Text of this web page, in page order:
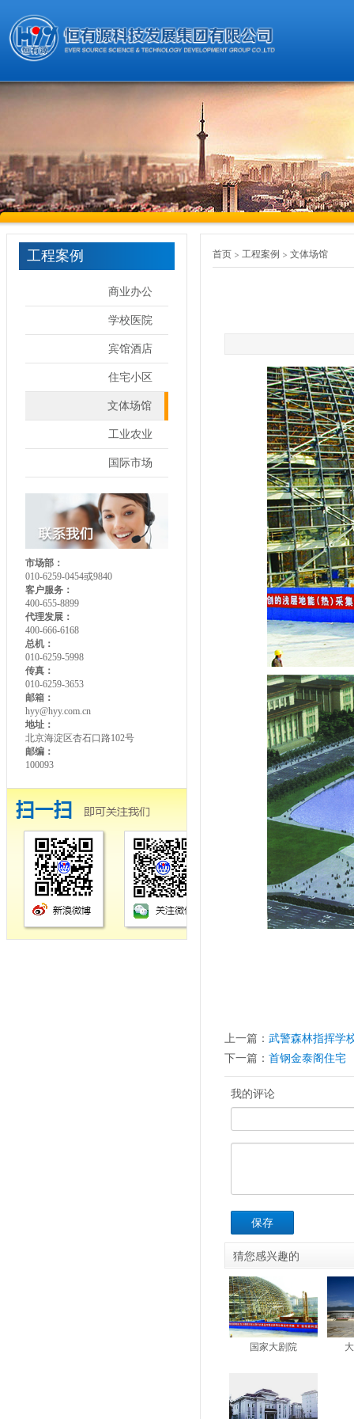
工程案例
商业办公
学校医院
宾馆酒店
住宅小区
文体场馆
工业农业
国际市场
市场部：
010-6259-0454或9840
客户服务：
400-655-8899
代理发展：
400-666-6168
总机：
010-6259-5998
传真：
010-6259-3653
邮箱：
hyy@hyy.com.cn
地址：
北京海淀区杏石口路102号
邮编：
100093
首页 工程案例 文体场馆
上一篇： 武警森林指挥学
下一篇： 首钢金泰阁住宅
我的评论
保存
猜您感兴趣的
国家大剧院